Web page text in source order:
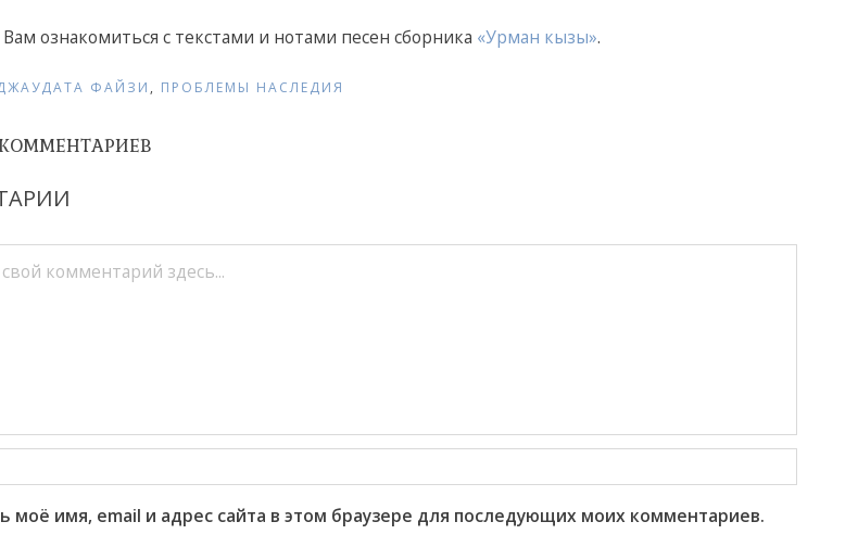
ознакомиться с текстами и нотами песен сборника «Урман кызы».
ФАЙЗИ , ПРОБЛЕМЫ НАСЛЕДИЯ
моё имя, email и адрес сайта в этом браузере для последующих моих комментариев.